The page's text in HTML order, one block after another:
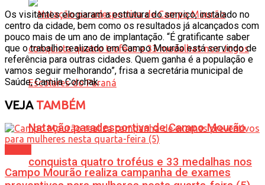
Natação paradesportiva de Campo Mourão
conquista quatro troféus e 33 medalhas nos
Os visitantes elogiaram a estrutura do serviço, instalado no
centro da cidade, bem como os resultados já alcançados com
pouco mais de um ano de implantação. “É gratificante saber
que o trabalho realizado em Campo Mourão está servindo de
referência para outras cidades. Quem ganha é a população e
vamos seguir melhorando”, frisa a secretária municipal de
Saúde, Camila Corchak.
VEJATAMBÉM
Campo Mourão realiza campanha de exames